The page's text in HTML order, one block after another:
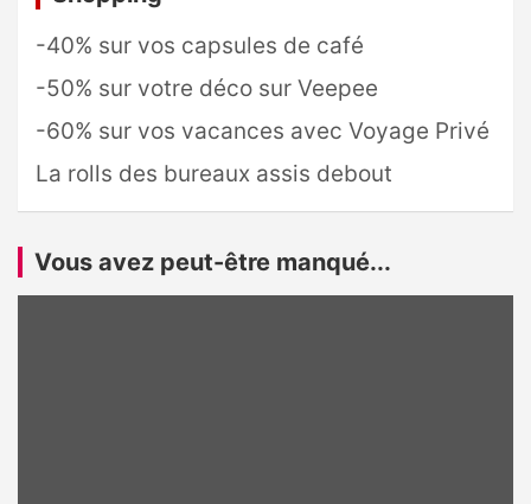
-40% sur vos capsules de café
-50% sur votre déco sur Veepee
-60% sur vos vacances avec Voyage Privé
La rolls des bureaux assis debout
Vous avez peut-être manqué...